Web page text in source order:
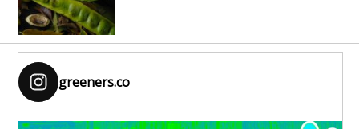
greeners.co